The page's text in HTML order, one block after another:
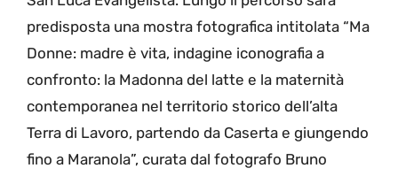
predisposta una mostra fotografica intitolata “Ma
Donne: madre è vita, indagine iconografia a
confronto: la Madonna del latte e la maternità
contemporanea nel territorio storico dell’alta
Terra di Lavoro, partendo da Caserta e giungendo
fino a Maranola”, curata dal fotografo Bruno